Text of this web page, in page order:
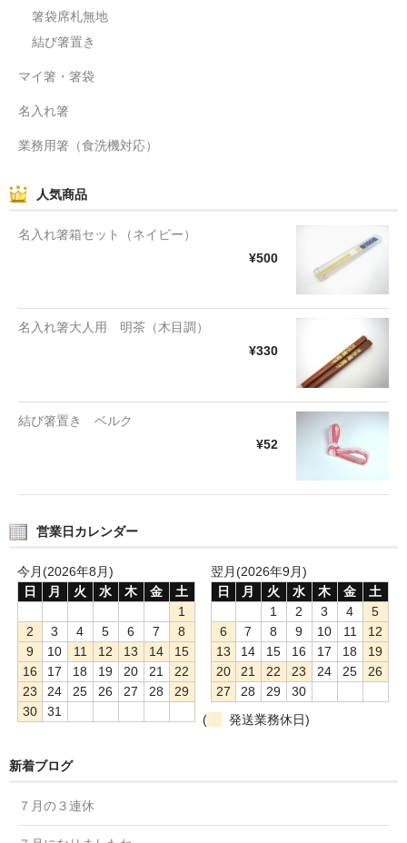
箸袋席札無地
結び箸置き
マイ箸・箸袋
名入れ箸
業務用箸（食洗機対応）
人気商品
名入れ箸箱セット（ネイビー）
¥500
名入れ箸大人用 明茶（木目調）
¥330
結び箸置き ベルク
¥52
営業日カレンダー
今月(2026年8月)
日
月 火 水 木 金
土
1
2
3 4 5 6 7
8
9
10 11 12 13 14
15
16
17 18 19 20 21
22
23
24 25 26 27 28
29
30
31
翌月(2026年9月)
日
月 火 水 木 金
土
1
2 3 4
5
6
7 8 9 10 11
12
13
14 15 16 17 18
19
20
21 22 23 24 25
26
27
28 29
30
(
発送業務休日)
新着ブログ
７月の３連休